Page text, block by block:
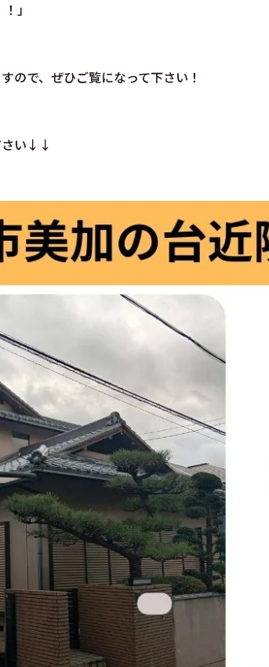
」
ので、ぜひご覧になって下さい！
さい↓↓